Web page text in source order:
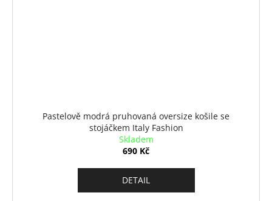
Pastelově modrá pruhovaná oversize košile se
stojáčkem Italy Fashion
Skladem
690 Kč
DETAIL